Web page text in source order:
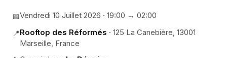
📅Vendredi 10 Juillet 2026 · 19:00 → 02:00
📍Rooftop des Réformés · 125 La Canebière, 13001
Marseille, France